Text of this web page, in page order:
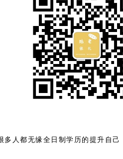
人都无缘全日制学历的提升自己